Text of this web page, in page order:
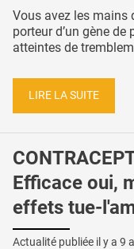
Vous avez les mains
porteur d’un gène
atteintes de
LIRE LA SUITE
Efficace oui,
effets tue-
Actualité publiée il y a 9